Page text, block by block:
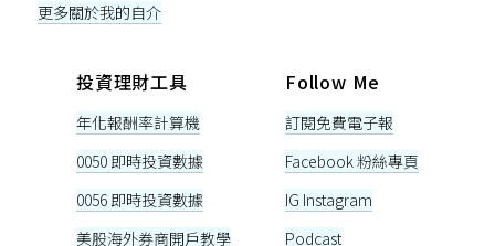
更多關於我的自介
投資理財工具
年化報酬率計算機
0050 即時投資數據
0056 即時投資數據
美股海外券商開戶教學
Follow Me
訂閱免費電子報
Facebook 粉絲專頁
IG Instagram
Podcast